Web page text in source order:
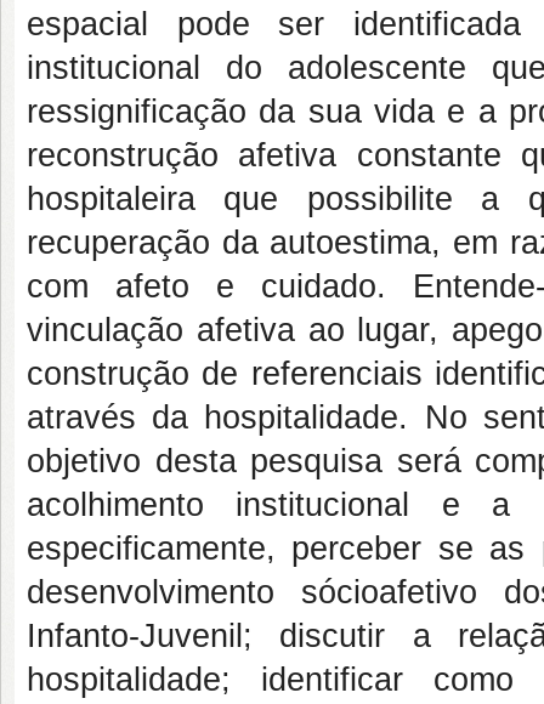
espacial pode ser
institucional do adolescente
ressignificação da sua vida e a
reconstrução afetiva constante
hospitaleira que possibilite a
recuperação da autoestima, em
com afeto e cuidado.
vinculação afetiva ao lugar,
construção de referenciais
através da hospitalidade. No
objetivo desta pesquisa será
acolhimento institucional e
especificamente, perceber se
desenvolvimento sócioafetivo
Infanto-Juvenil; discutir a
hospitalidade; identificar